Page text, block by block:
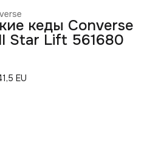
кеды Converse
Star Lift 561680
EU